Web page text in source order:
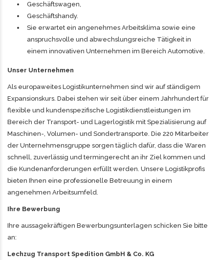
Geschäftswagen,
Geschäftshandy.
Sie erwartet ein angenehmes Arbeitsklima sowie eine
anspruchsvolle und abwechslungsreiche Tätigkeit in
einem innovativen Unternehmen im Bereich Automotive.
Unser Unternehmen
Als europaweites Logistikunternehmen sind wir auf ständigem
Expansionskurs. Dabei stehen wir seit über einem Jahrhundert für
flexible und kundenspezifische Logistikdienstleistungen im
Bereich der Transport- und Lagerlogistik mit Spezialisierung auf
Maschinen-, Volumen- und Sondertransporte. Die 220 Mitarbeiter
der Unternehmensgruppe sorgen täglich dafür, dass die Waren
schnell, zuverlässig und termingerecht an ihr Ziel kommen und
die Kundenanforderungen erfüllt werden. Unsere Logistikprofis
bieten Ihnen eine professionelle Betreuung in einem
angenehmen Arbeitsumfeld.
Ihre Bewerbung
Ihre aussagekräftigen Bewerbungsunterlagen schicken Sie bitte
an:
Lechzug Transport Spedition GmbH & Co. KG